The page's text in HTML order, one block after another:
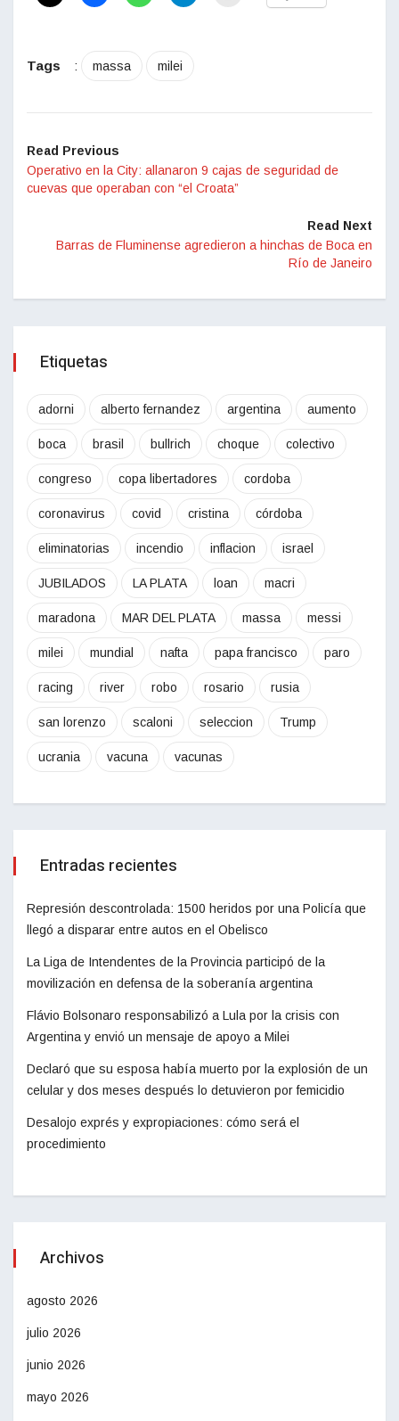
Tags : massa milei
Read Previous
Operativo en la City: allanaron 9 cajas de seguridad de
cuevas que operaban con “el Croata”
Read Next
Barras de Fluminense agredieron a hinchas de Boca en
Río de Janeiro
Etiquetas
adorni alberto fernandez argentina aumento
boca brasil bullrich choque colectivo
congreso copa libertadores cordoba
coronavirus covid cristina córdoba
eliminatorias incendio inflacion israel
JUBILADOS LA PLATA loan macri
maradona MAR DEL PLATA massa messi
milei mundial nafta papa francisco paro
racing river robo rosario rusia
san lorenzo scaloni seleccion Trump
ucrania vacuna vacunas
Entradas recientes
Represión descontrolada: 1500 heridos por una Policía que
llegó a disparar entre autos en el Obelisco
La Liga de Intendentes de la Provincia participó de la
movilización en defensa de la soberanía argentina
Flávio Bolsonaro responsabilizó a Lula por la crisis con
Argentina y envió un mensaje de apoyo a Milei
Declaró que su esposa había muerto por la explosión de un
celular y dos meses después lo detuvieron por femicidio
Desalojo exprés y expropiaciones: cómo será el
procedimiento
Archivos
agosto 2026
julio 2026
junio 2026
mayo 2026